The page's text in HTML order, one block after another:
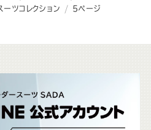
ツコレクション
5ページ